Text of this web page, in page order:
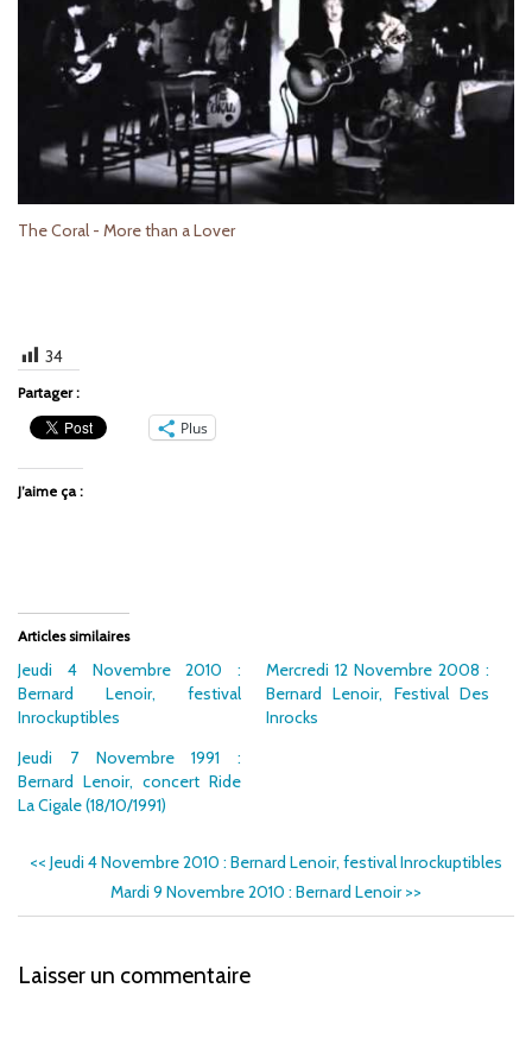
The Coral - More than a Lover
34
Partager :
Plus
J’aime ça :
Articles similaires
Jeudi 4 Novembre 2010 :
Bernard Lenoir, festival
Inrockuptibles
Mercredi 12 Novembre 2008 :
Bernard Lenoir, Festival Des
Inrocks
Jeudi 7 Novembre 1991 :
Bernard Lenoir, concert Ride
La Cigale (18/10/1991)
<< Jeudi 4 Novembre 2010 : Bernard Lenoir, festival Inrockuptibles
Mardi 9 Novembre 2010 : Bernard Lenoir>>
Laisser un commentaire